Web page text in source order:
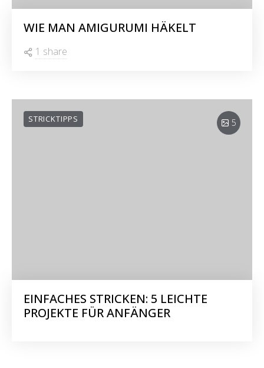
WIE MAN AMIGURUMI HÄKELT
1 share
5
STRICKTIPPS
EINFACHES STRICKEN: 5 LEICHTE
PROJEKTE FÜR ANFÄNGER